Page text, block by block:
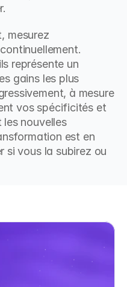
mesurez
représente un
gains les plus
à mesure
vos spécificités et
nouvelles
est en
si vous la subirez ou